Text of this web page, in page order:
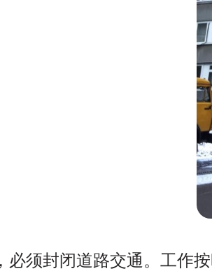
须封闭道路交通。工作